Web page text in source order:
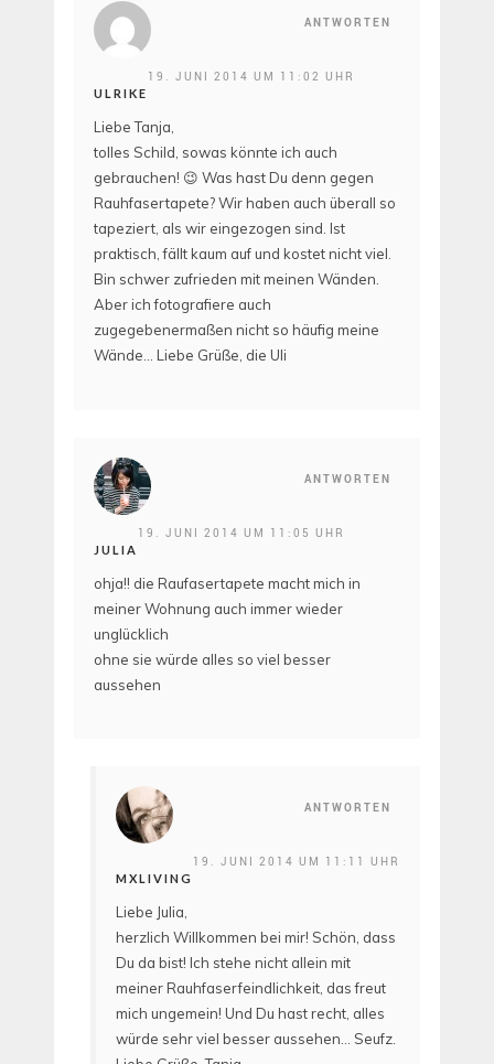
ANTWORTEN
ULRIKE
19. JUNI 2014 UM 11:02 UHR
Liebe Tanja,
tolles Schild, sowas könnte ich auch
gebrauchen! 😉 Was hast Du denn gegen
Rauhfasertapete? Wir haben auch überall so
tapeziert, als wir eingezogen sind. Ist
praktisch, fällt kaum auf und kostet nicht viel.
Bin schwer zufrieden mit meinen Wänden.
Aber ich fotografiere auch
zugegebenermaßen nicht so häufig meine
Wände… Liebe Grüße, die Uli
ANTWORTEN
JULIA
19. JUNI 2014 UM 11:05 UHR
ohja!! die Raufasertapete macht mich in
meiner Wohnung auch immer wieder
unglücklich
ohne sie würde alles so viel besser
aussehen
ANTWORTEN
MXLIVING
19. JUNI 2014 UM 11:11 UHR
Liebe Julia,
herzlich Willkommen bei mir! Schön, dass
Du da bist! Ich stehe nicht allein mit
meiner Rauhfaserfeindlichkeit, das freut
mich ungemein! Und Du hast recht, alles
würde sehr viel besser aussehen… Seufz.